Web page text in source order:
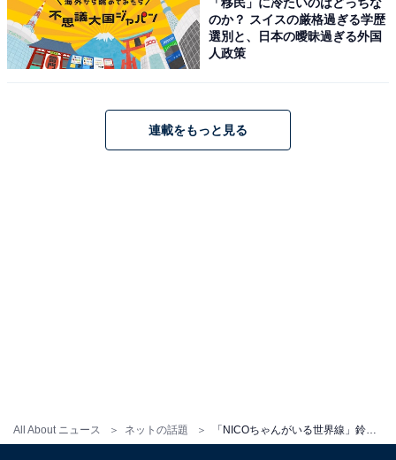
All About ニュース ネットの話題
のか？ スイスの厳格過ぎる学歴
選別と、日本の曖昧過ぎる外国
人政策
連載をもっと見る